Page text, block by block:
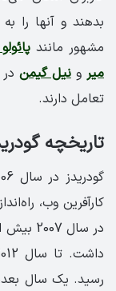
بدهند و آنها را
مشهور مانند
میرونیل گیمن
تعامل دارند.
تاریخچه
کارآفرین وب،
رسید. یک سال بعد،